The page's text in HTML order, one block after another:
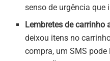
senso de urgência
Lembretes de carrinho
deixou itens no
compra, um SMS